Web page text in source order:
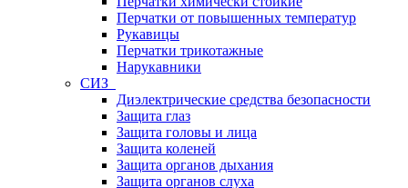
Перчатки от повышенных температур
Рукавицы
Перчатки трикотажные
Нарукавники
СИЗ
Диэлектрические средства безопасности
Защита глаз
Защита головы и лица
Защита коленей
Защита органов дыхания
Защита органов слуха